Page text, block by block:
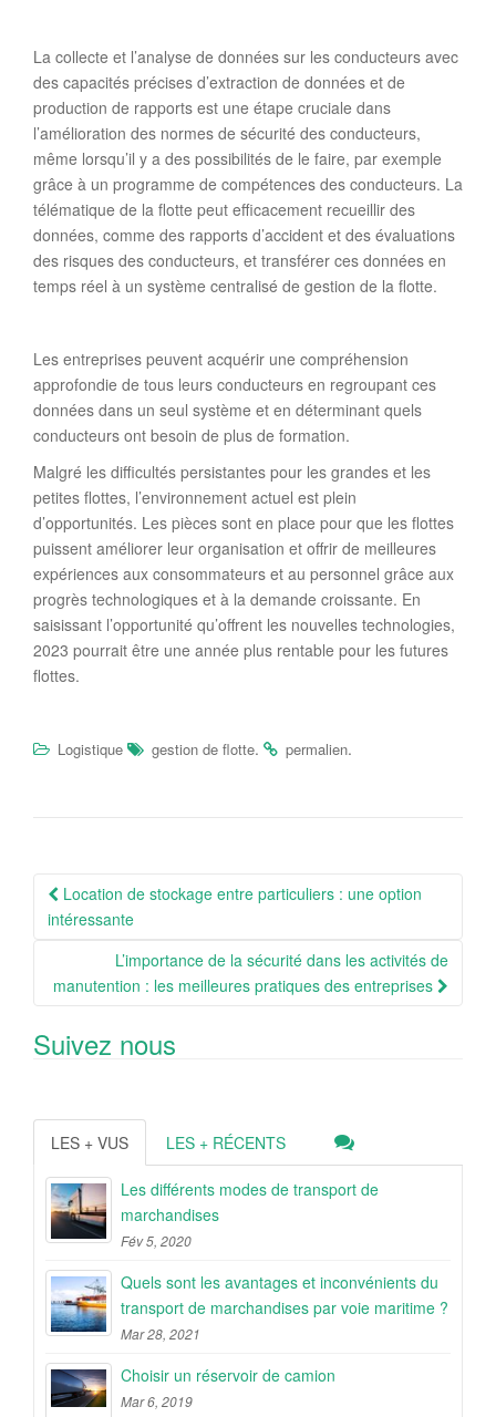
La collecte et l’analyse de données sur les conducteurs avec
des capacités précises d’extraction de données et de
production de rapports est une étape cruciale dans
l’amélioration des normes de sécurité des conducteurs,
même lorsqu’il y a des possibilités de le faire, par exemple
grâce à un programme de compétences des conducteurs. La
télématique de la flotte peut efficacement recueillir des
données, comme des rapports d’accident et des évaluations
des risques des conducteurs, et transférer ces données en
temps réel à un système centralisé de gestion de la flotte.
Les entreprises peuvent acquérir une compréhension
approfondie de tous leurs conducteurs en regroupant ces
données dans un seul système et en déterminant quels
conducteurs ont besoin de plus de formation.
Malgré les difficultés persistantes pour les grandes et les
petites flottes, l’environnement actuel est plein
d’opportunités. Les pièces sont en place pour que les flottes
puissent améliorer leur organisation et offrir de meilleures
expériences aux consommateurs et au personnel grâce aux
progrès technologiques et à la demande croissante. En
saisissant l’opportunité qu’offrent les nouvelles technologies,
2023 pourrait être une année plus rentable pour les futures
flottes.
Logistique gestion de flotte. permalien.
Navigation
Article
Location de stockage entre particuliers : une option
intéressante
L’importance de la sécurité dans les activités de
manutention : les meilleures pratiques des entreprises
Suivez nous
LES + VUS LES + RÉCENTS
Les différents modes de transport de
marchandises
Fév 5, 2020
Quels sont les avantages et inconvénients du
transport de marchandises par voie maritime ?
Mar 28, 2021
Choisir un réservoir de camion
Mar 6, 2019